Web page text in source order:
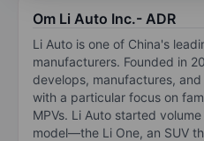
Om Li Auto Inc.- ADR
Li Auto is one of China's
manufacturers. Founded in
develops, manufactures,
with a particular focus on
MPVs. Li Auto started
model—the Li One, an SUV